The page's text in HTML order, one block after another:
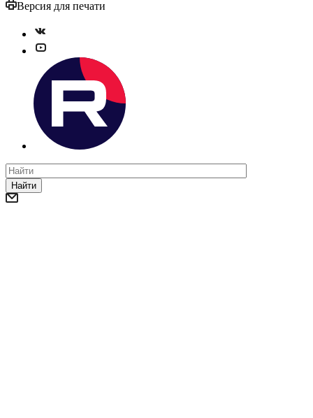
Версия для печати
Найти